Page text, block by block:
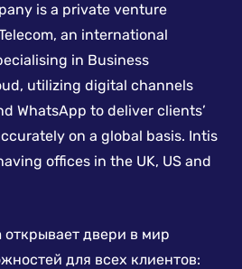
is a private venture
an international
in Business
utilizing digital channels
WhatsApp to deliver clients’
on a global basis. Intis
offices in the UK, US and
двери в мир
для всех клиентов: